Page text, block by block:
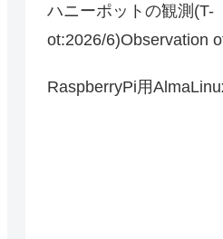
ハニーポットの観測(T-
ot:2026/6)Observation
RaspberryPi用